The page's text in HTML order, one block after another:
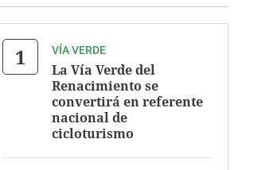
VÍA VERDE
La Vía Verde del
Renacimiento se
convertirá en referente
nacional de
cicloturismo